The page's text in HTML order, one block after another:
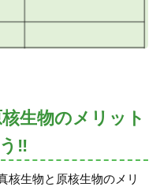
生物のメリット
‼
核生物と原核生物のメリ